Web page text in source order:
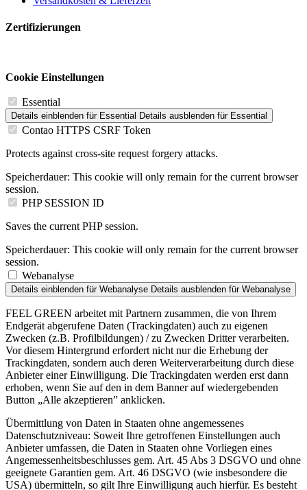
Zertifizierungen
Cookie Einstellungen
Essential
Details einblenden für Essential Details ausblenden für Essential
Contao HTTPS CSRF Token
Protects against cross-site request forgery attacks.
Speicherdauer: This cookie will only remain for the current browser
session.
PHP SESSION ID
Saves the current PHP session.
Speicherdauer: This cookie will only remain for the current browser
session.
Webanalyse
Details einblenden für Webanalyse Details ausblenden für Webanalyse
FEEL GREEN arbeitet mit Partnern zusammen, die von Ihrem
Endgerät abgerufene Daten (Trackingdaten) auch zu eigenen
Zwecken (z.B. Profilbildungen) / zu Zwecken Dritter verarbeiten.
Vor diesem Hintergrund erfordert nicht nur die Erhebung der
Trackingdaten, sondern auch deren Weiterverarbeitung durch diese
Anbieter einer Einwilligung. Die Trackingdaten werden erst dann
erhoben, wenn Sie auf den in dem Banner auf wiedergebenden
Button „Alle akzeptieren” anklicken.
Übermittlung von Daten in Staaten ohne angemessenes
Datenschutzniveau: Soweit Ihre getroffenen Einstellungen auch
Anbieter umfassen, die Daten in Staaten ohne Vorliegen eines
Angemessenheitsbeschlusses gem. Art. 45 Abs 3 DSGVO und ohne
geeignete Garantien gem. Art. 46 DSGVO (wie insbesondere die
USA) übermitteln, so gilt Ihre Einwilligung auch hierfür. Es besteht